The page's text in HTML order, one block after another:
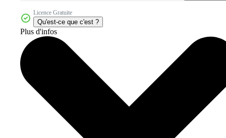
Licence Gratuite
Qu'est-ce que c'est ?
Plus d'infos